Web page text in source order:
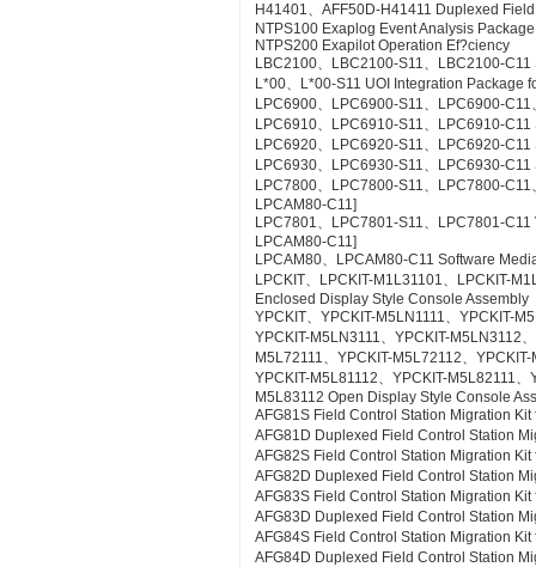
H41401、AFF50D-H41411 Duplexed
NTPS100 Exaplog Event Analysis Package
NTPS200 Exapilot Operation Ef?ciency
LBC2100、LBC2100-S11、LBC2100-
L*00、L*00-S11 UOI Integration Package
LPC6900、LPC6900-S11、LPC6900-
LPC6910、LPC6910-S11、LPC6910-
LPC6920、LPC6920-S11、LPC6920-
LPC6930、LPC6930-S11、LPC6930-
LPC7800、LPC7800-S11、LPC7800-
LPCAM80-C11]
LPC7801、LPC7801-S11、LPC7801-
LPCAM80-C11]
LPCAM80、LPCAM80-C11 Software
LPCKIT、LPCKIT-M1L31101、LPCKIT-
Enclosed Display Style Console Assembly
YPCKIT、YPCKIT-M5LN1111、YPCKIT-
YPCKIT-M5LN3111、YPCKIT-M5LN3112
M5L72111、YPCKIT-M5L72112、
YPCKIT-M5L81112、YPCKIT-M5L82111
M5L83112 Open Display Style Console
AFG81S Field Control Station Migration Kit
AFG81D Duplexed Field Control Station
AFG82S Field Control Station Migration Kit
AFG82D Duplexed Field Control Station
AFG83S Field Control Station Migration Kit
AFG83D Duplexed Field Control Station
AFG84S Field Control Station Migration Kit
AFG84D Duplexed Field Control Station